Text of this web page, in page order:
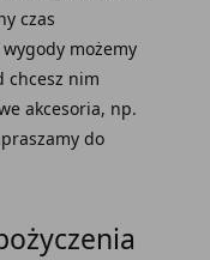
czas
możemy
chcesz nim
akcesoria, np.
do